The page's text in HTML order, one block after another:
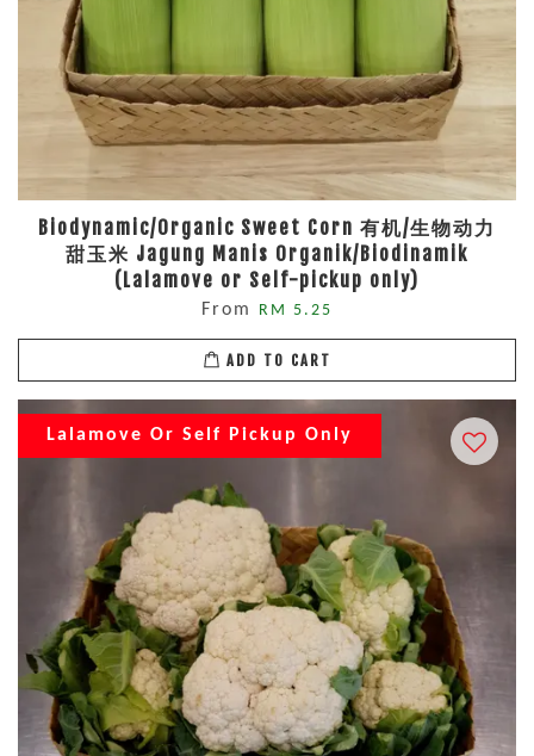
Biodynamic/Organic Sweet Corn 有机/生物动力
甜玉米 Jagung Manis Organik/Biodinamik
(Lalamove or Self-pickup only)
From RM 5.25
ADD TO CART
Lalamove Or Self Pickup Only